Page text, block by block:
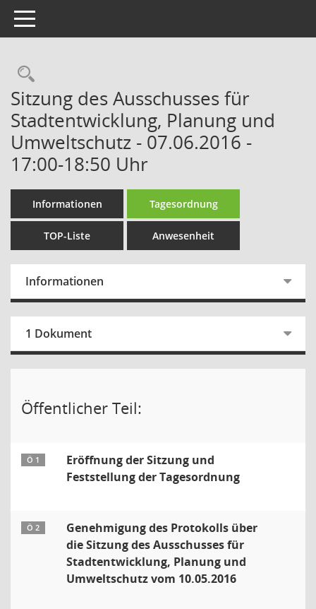
Toggle navigation
Rechercheauswahl
Sitzung des Ausschusses für
Stadtentwicklung, Planung und
Umweltschutz - 07.06.2016 -
17:00-18:50 Uhr
Informationen Tagesordnung
TOP-Liste Anwesenheit
Informationen
1 Dokument
Öffentlicher Teil:
Ö 1
Eröffnung der Sitzung und
Feststellung der Tagesordnung
Ö 2
Genehmigung des Protokolls über
die Sitzung des Ausschusses für
Stadtentwicklung, Planung und
Umweltschutz vom 10.05.2016